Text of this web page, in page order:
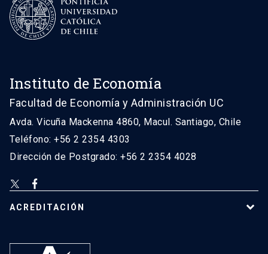
Instituto de Economía
Facultad de Economía y Administración UC
Avda. Vicuña Mackenna 4860, Macul. Santiago, Chile
Teléfono: +56 2 2354 4303
Dirección de Postgrado: +56 2 2354 4028
ACREDITACIÓN